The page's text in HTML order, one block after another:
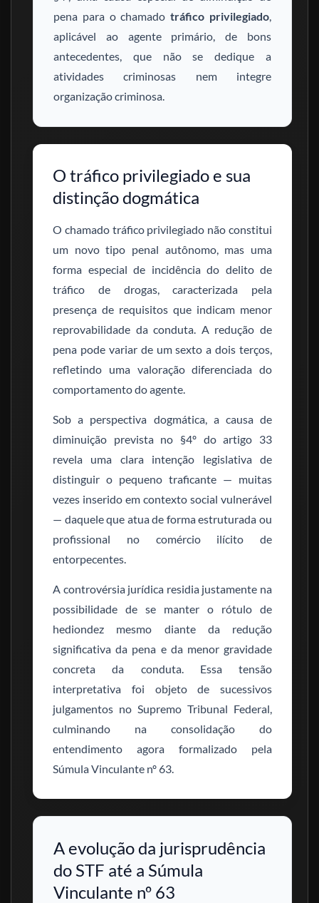
pena para o chamadotráfico privilegiado,
aplicável ao agente primário, de bons
antecedentes, que não se dedique a
atividades criminosas nem integre
organização criminosa.
O tráfico privilegiado e sua
distinção dogmática
O chamado tráfico privilegiado não constitui
um novo tipo penal autônomo, mas uma
forma especial de incidência do delito de
tráfico de drogas, caracterizada pela
presença de requisitos que indicam menor
reprovabilidade da conduta. A redução de
pena pode variar de um sexto a dois terços,
refletindo uma valoração diferenciada do
comportamento do agente.
Sob a perspectiva dogmática, a causa de
diminuição prevista no §4º do artigo 33
revela uma clara intenção legislativa de
distinguir o pequeno traficante — muitas
vezes inserido em contexto social vulnerável
— daquele que atua de forma estruturada ou
profissional no comércio ilícito de
entorpecentes.
A controvérsia jurídica residia justamente na
possibilidade de se manter o rótulo de
hediondez mesmo diante da redução
significativa da pena e da menor gravidade
concreta da conduta. Essa tensão
interpretativa foi objeto de sucessivos
julgamentos no Supremo Tribunal Federal,
culminando na consolidação do
entendimento agora formalizado pela
Súmula Vinculante nº 63.
A evolução da jurisprudência
do STF até a Súmula
Vinculante nº 63